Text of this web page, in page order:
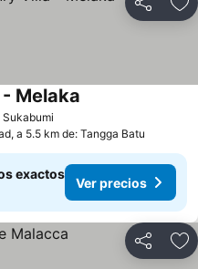
Compartir
Melaka
a 5.5 km de: Tangga Batu
exactos
Ver precios
Compartir